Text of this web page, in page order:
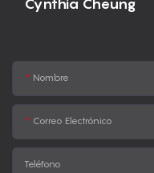
Cynthia Cheung
Nombre
Correo Electrónico
Teléfono